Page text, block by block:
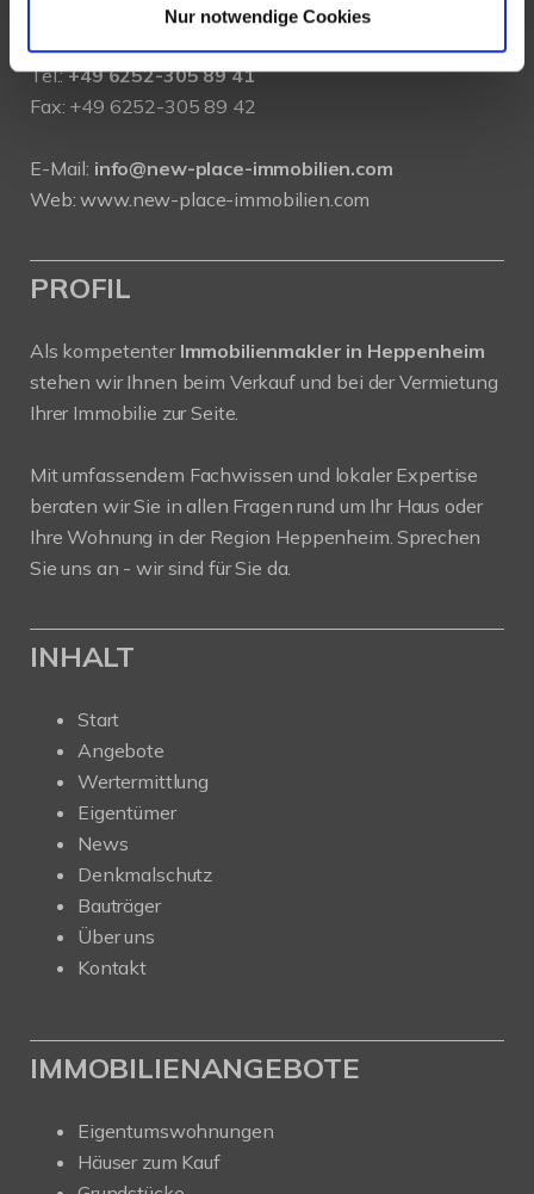
Nur notwendige Cookies
64646 Heppenheim
Tel.:+49 6252-305 89 41
Fax: +49 6252-305 89 42
E-Mail: info@new-place-immobilien.com
Web:www.new-place-immobilien.com
PROFIL
Als kompetenter Immobilienmakler in Heppenheim
stehen wir Ihnen beim Verkauf und bei der Vermietung
Ihrer Immobilie zur Seite.
Mit umfassendem Fachwissen und lokaler Expertise
beraten wir Sie in allen Fragen rund um Ihr Haus oder
Ihre Wohnung in der Region Heppenheim. Sprechen
Sie uns an - wir sind für Sie da.
INHALT
Start
Angebote
Wertermittlung
Eigentümer
News
Denkmalschutz
Bauträger
Über uns
Kontakt
IMMOBILIENANGEBOTE
Eigentumswohnungen
Häuser zum Kauf